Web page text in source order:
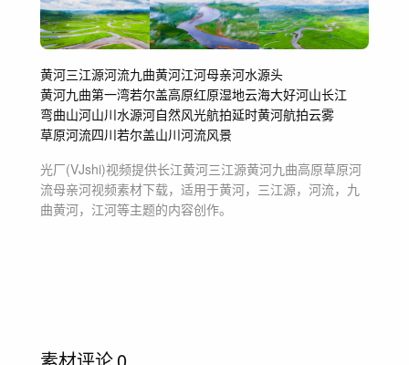
黄河三江源河流九曲黄河江河母亲河水源头
黄河九曲第一湾若尔盖高原红原湿地云海大好河山长江
弯曲山河山川水源河自然风光航拍延时黄河航拍云雾
草原河流四川若尔盖山川河流风景
光厂(VJshi)视频提供长江黄河三江源黄河九曲高原草原河
流母亲河视频素材下载，适用于黄河，三江源，河流，九
曲黄河，江河等主题的内容创作。